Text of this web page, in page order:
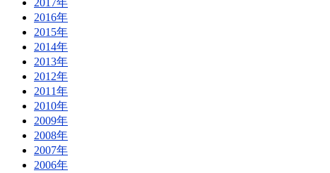
2017年
2016年
2015年
2014年
2013年
2012年
2011年
2010年
2009年
2008年
2007年
2006年